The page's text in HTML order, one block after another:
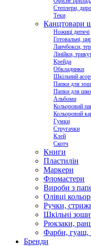
Степлери,
Теки
Канцтовари
Ножиці дитячі
Готовальні,
Ланчбокси,
Лінійки,
Крейда
Обкладинки
Шкільний
Папки для
Папки для
Альбоми
Кольоровий
Кольоровий
Гумки
Стругачки
Клей
Скотч
Книги
Пластилін
Маркери
Фломастери
Вироби з
Олівці
Ручки,
Шкільні
Рюкзаки,
Фарби, гуаш,
Бренди